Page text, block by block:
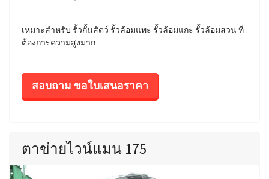
เหมาะสำหรับ รั้วกั้นสัตว์ รั้วล้อมแพะ รั้วล้อมแกะ รั้วล้อมสวน ที่
ต้องการความสูงมาก
สอบถาม ขอใบเสนอราคา
ตาข่ายไวน์แมน 175